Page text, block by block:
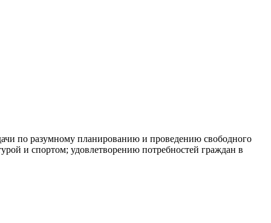
по разумному планированию и проведению свободного
и спортом; удовлетворению потребностей граждан в